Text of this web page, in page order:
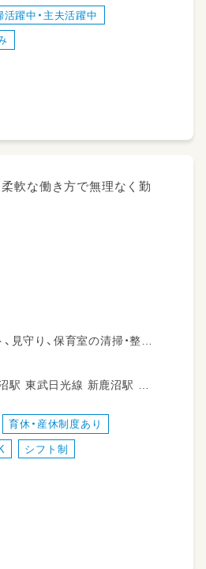
を通した支援を行います^^
♪
活躍中・主夫活躍中
柔軟な働き方で無理なく勤
見守り、保育室の清掃・整
ます。柔軟な保育環境の中
くあります。勤務日数や時
育休・産休制度あり
シフト制